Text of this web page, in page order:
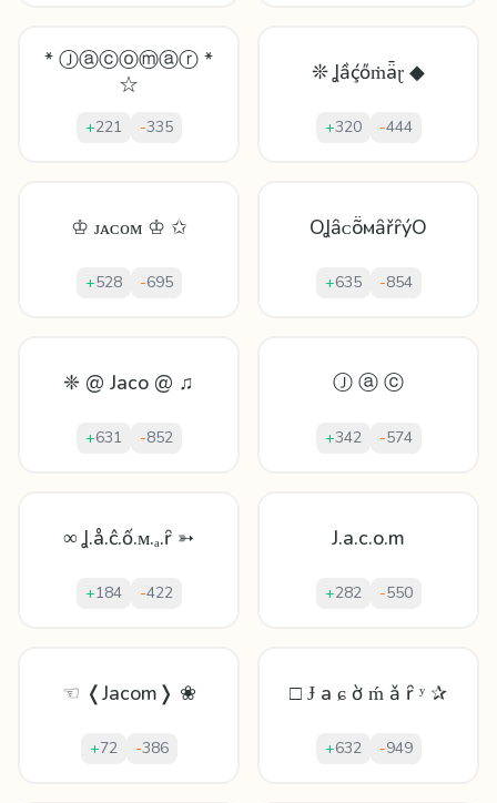
* Ⓙⓐⓒⓞⓜⓐⓡ *
☆
+221 -335
❊ Ʝầḉőṁǟɽ ◆
+320 -444
♔ ᴊᴀᴄᴏᴍ ♔ ✩
+528 -695
OꞲȃᴄṏмȃřȓýO
+635 -854
❈ @ Jaco @ ♫
+631 -852
Ⓙ ⓐ ⓒ
+342 -574
∞ Ʝ.å.ĉ.ố.ᴍ.ₐ.ȓ ➳
+184 -422
J.a.c.o.m
+282 -550
☜ ❬Jacom❭ ❀
+72 -386
□ Ɉ а ɕ ờ ḿ ǎ ȓ ʸ ✰
+632 -949